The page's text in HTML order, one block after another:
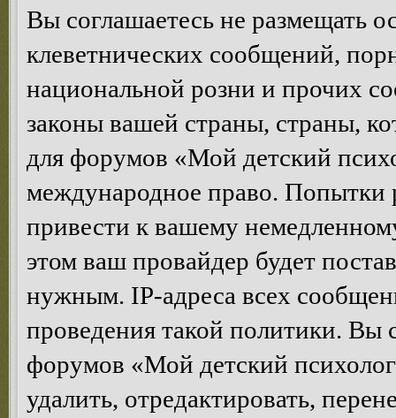
Вы соглашаетесь не размещать
клеветнических сообщений,
национальной розни и прочих
законы вашей страны, страны,
для форумов «Мой детский
международное право. Попытки
привести к вашему
этом ваш провайдер будет
нужным. IP-адреса всех
проведения такой политики. Вы
форумов «Мой детский
удалить, отредактировать,